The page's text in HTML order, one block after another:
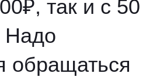
так и с 50
Надо
обращаться